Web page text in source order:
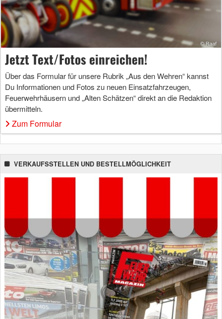
Jetzt Text/Fotos einreichen!
Über das Formular für unsere Rubrik „Aus den Wehren“ kannst
Du Informationen und Fotos zu neuen Einsatzfahrzeugen,
Feuerwehrhäusern und „Alten Schätzen“ direkt an die Redaktion
übermitteln.
Zum Formular
VERKAUFSSTELLEN UND BESTELLMÖGLICHKEIT